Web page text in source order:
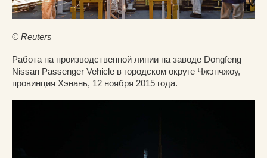
© Reuters
Работа на производственной линии на заводе Dongfeng
Nissan Passenger Vehicle в городском округе Чжэнчжоу,
провинция Хэнань, 12 ноября 2015 года.